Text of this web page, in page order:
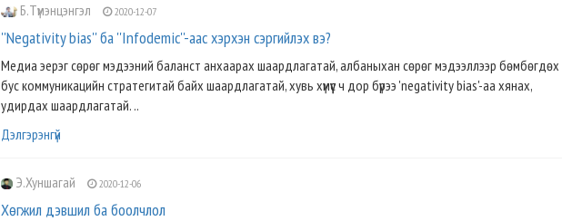
Б.Түмэнцэнгэл 2020-12-07
''Negativity bias'' ба ''Infodemic''-аас хэрхэн сэргийлэх вэ?
Медиа эерэг сѳрѳг мэдээний баланст анхаарах шаардлагатай, албаныхан сѳрѳг мэдээллээр бѳмбѳгдѳх
бус коммуникацийн стратегитай байх шаардлагатай, хувь хүмүүс ч дор бүрээ 'negativity bias'-аа хянах,
удирдах шаардлагатай. ..
Дэлгэрэнгүй
Э.Хуншагай 2020-12-06
Хөгжил дэвшил ба боолчлол